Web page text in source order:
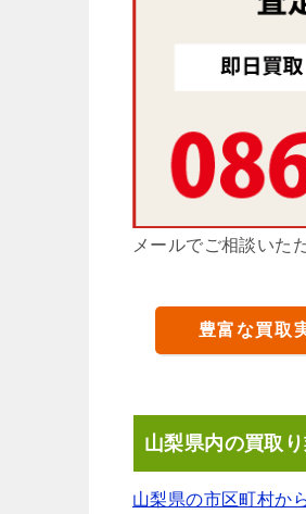
メールでご相談いた
豊富な買取
山梨県内の買取
山梨県の市区町村か